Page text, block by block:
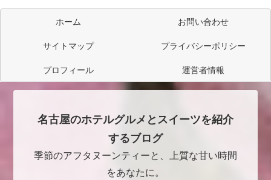
ホーム
お問い合わせ
サイトマップ
プライバシーポリシー
プロフィール
運営者情報
名古屋のホテルグルメとスイーツを紹介
するブログ
季節のアフタヌーンティーと、上質な甘い時間
をあなたに。